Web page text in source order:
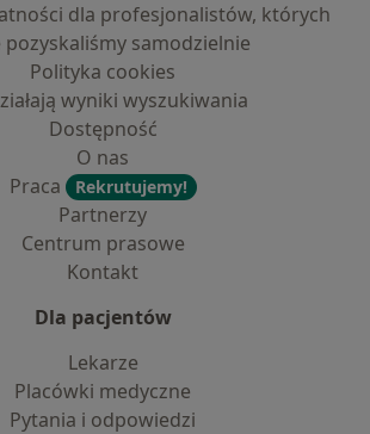
dla profesjonalistów, których
pozyskaliśmy samodzielnie
Polityka cookies
wyniki wyszukiwania
Dostępność
O nas
Praca
Rekrutujemy!
Partnerzy
Centrum prasowe
Kontakt
Dla pacjentów
Lekarze
Placówki medyczne
Pytania i odpowiedzi